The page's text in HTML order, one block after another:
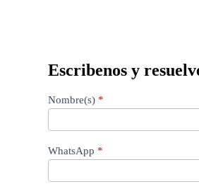
Escribenos y
Form
EE
Nombre(s) *
WhatsApp *